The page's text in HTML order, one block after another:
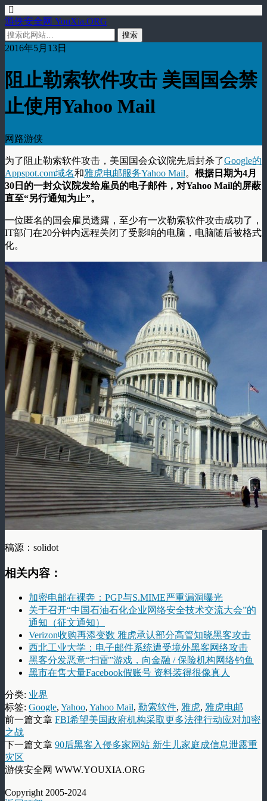
游侠安全网 YouXia.ORG
2016年5月13日
阻止勒索软件攻击 美国国会禁
止使用Yahoo Mail
网路游侠
为了阻止勒索软件攻击，美国国会众议院先后封杀了Google的
Appspot.com域名和雅虎电邮服务Yahoo Mail。 根据日期为4月
30日的一封众议院发给雇员的电子邮件，对Yahoo Mail的屏蔽
直至“另行通知为止”。
一位匿名的国会雇员透露，至少有一次勒索软件攻击成功了，
IT部门在20分钟内远程关闭了受影响的电脑，电脑随后被格式
化。
稿源：solidot
相关内容：
加密电邮在裸奔：PGP与S.MIME严重漏洞曝光
关于召开“中国石油石化企业网络安全技术交流大会”的
通知（征文通知）
Verizon收购再添变数 雅虎承认部分高管知晓黑客攻击
西北工业大学：电子邮件系统遭受境外黑客网络攻击
黑客分发恶意“扫雷”游戏，向金融 / 保险机构网络钓鱼
黑市在售大量Facebook假账号 资料装得很像真人
分类: 业界
标签: Google, Yahoo, Yahoo Mail, 勒索软件, 雅虎, 雅虎电邮
前一篇文章 FBI希望美国政府机构采取更多法律行动应对加密
之战
下一篇文章 90后黑客入侵多家网站 新生儿家庭成信息泄露重
灾区
游侠安全网 WWW.YOUXIA.ORG
Copyright 2005-2024